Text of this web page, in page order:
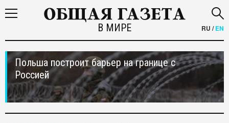
В МИРЕ RU /EN
Польша построит барьер на границе с
Россией